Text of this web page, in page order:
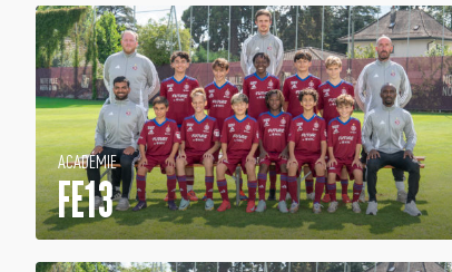
ACADÉMIE
FE13